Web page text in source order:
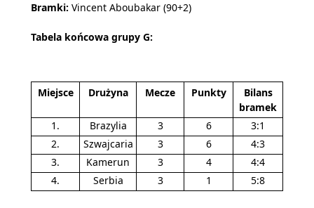
Bramki: Vincent Aboubakar (90+2)
Tabela końcowa grupy G:
Miejsce Drużyna Mecze Punkty
Bilans
bramek
1.
Brazylia 3 6
3:1
2.
Szwajcaria 3 6
4:3
3.
Kamerun 3 4
4:4
4.
Serbia 3 1 5:8